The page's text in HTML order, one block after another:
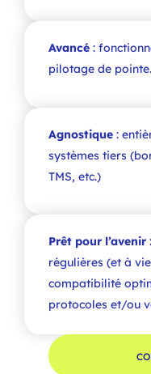
Avancé :
pilotage de pointe.
Agnostique :
systèmes tiers
TMS, etc.)
Prêt pour l’avenir :
régulières (et à
compatibilité
protocoles et/ou